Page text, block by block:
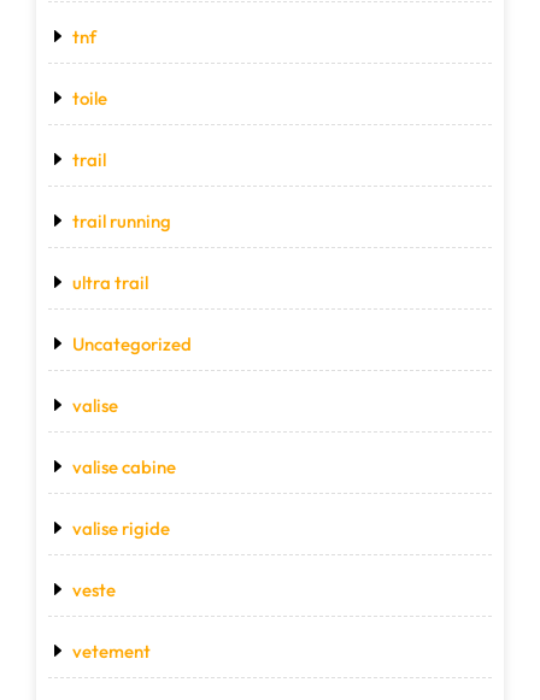
tnf
toile
trail
trail running
ultra trail
Uncategorized
valise
valise cabine
valise rigide
veste
vetement